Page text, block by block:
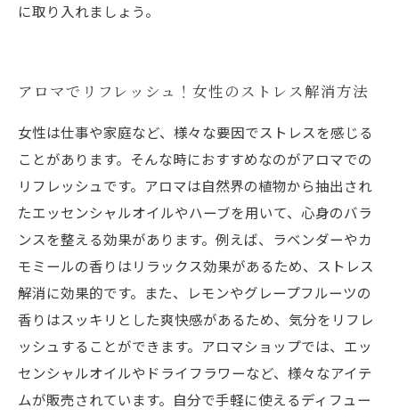
に取り入れましょう。
アロマでリフレッシュ！女性のストレス解消方法
女性は仕事や家庭など、様々な要因でストレスを感じる
ことがあります。そんな時におすすめなのがアロマでの
リフレッシュです。アロマは自然界の植物から抽出され
たエッセンシャルオイルやハーブを用いて、心身のバラ
ンスを整える効果があります。例えば、ラベンダーやカ
モミールの香りはリラックス効果があるため、ストレス
解消に効果的です。また、レモンやグレープフルーツの
香りはスッキリとした爽快感があるため、気分をリフレ
ッシュすることができます。アロマショップでは、エッ
センシャルオイルやドライフラワーなど、様々なアイテ
ムが販売されています。自分で手軽に使えるディフュー